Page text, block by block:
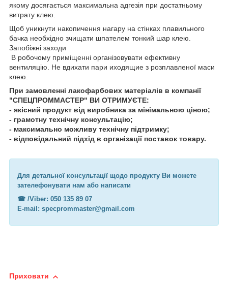
якому досягається максимальна адгезія при достатньому
витрату клею.
Щоб уникнути накопичення нагару на стінках плавильного
бачка необхідно зчищати шпателем тонкий шар клею.
Запобіжні заходи
В робочому приміщенні організовувати ефективну
вентиляцію. Не вдихати пари иходящие з розплавленої маси
клею.
При замовленні лакофарбових матеріалів в компанії
"СПЕЦПРОММАСТЕР" ВИ ОТРИМУЄТЕ:
- якісний продукт від виробника за мінімальною ціною;
- грамотну технічну консультацію;
- максимально можливу технічну підтримку;
- відповідальний підхід в організації поставок товару.
Для детальної консультації щодо продукту Ви можете
зателефонувати нам або написати
☎︎ /Viber: 050 135 89 07
E-mail: specprommaster@gmail.com
Приховати